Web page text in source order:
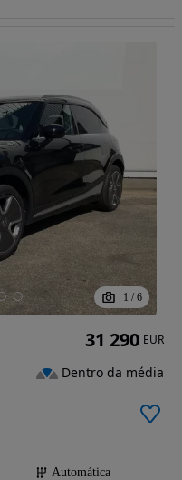
1 / 6
Automática
31 290 EUR
Dentro da média